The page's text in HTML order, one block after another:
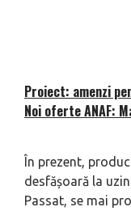
Proiect: amenzi
Noi oferte ANAF:
În prezent,
desfășoară la
Passat, se mai